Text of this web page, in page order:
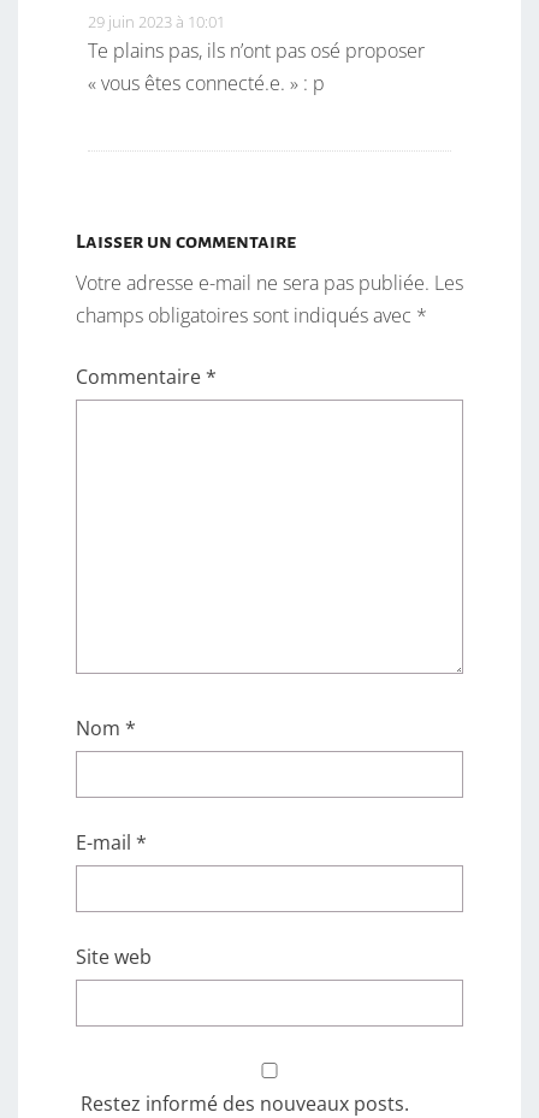
29 juin 2023 à 10:01
Te plains pas, ils n’ont pas osé proposer
« vous êtes connecté.e. » : p
Laisser un commentaire
Votre adresse e-mail ne sera pas publiée. Les
champs obligatoires sont indiqués avec *
Commentaire*
Nom *
E-mail *
Site web
Restez informé des nouveaux posts.